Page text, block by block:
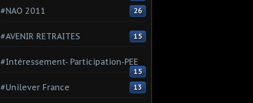
#NAO 2011 26
#AVENIR RETRAITES 15
#Intéressement- Participation-PEE
15
#Unilever France 13